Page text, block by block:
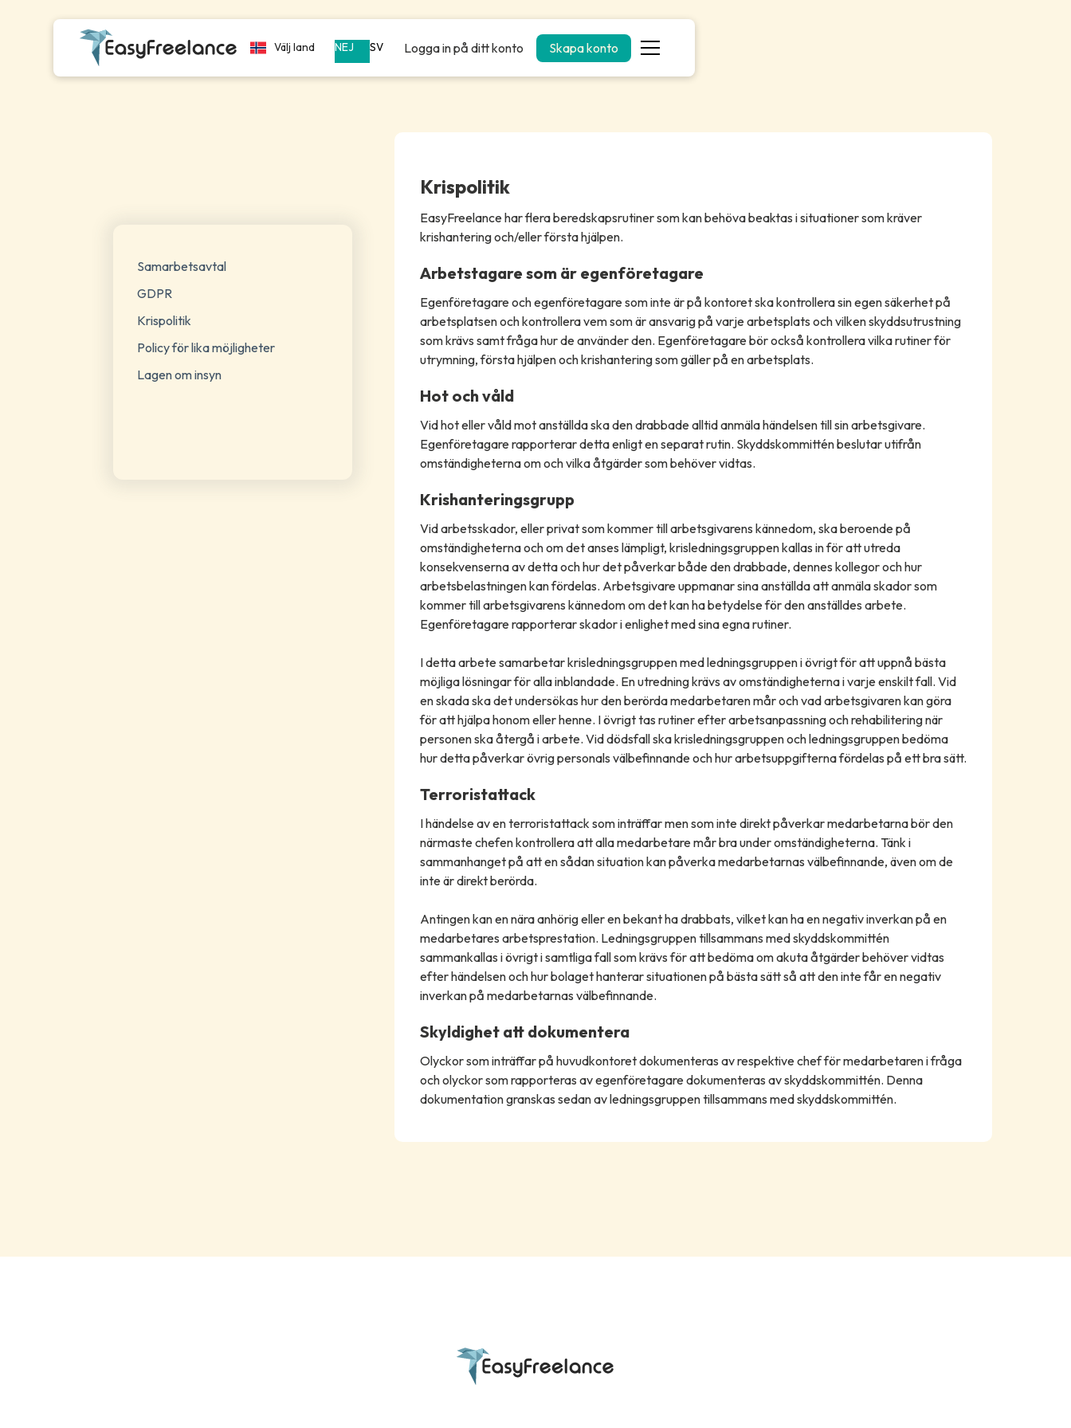
Välj land NEJ SV Logga in på ditt konto Skapa konto
Samarbetsavtal
GDPR
Krispolitik
Policy för lika möjligheter
Lagen om insyn
Krispolitik
EasyFreelance har flera beredskapsrutiner som kan behöva beaktas i situationer som kräver
krishantering och/eller första hjälpen.
Arbetstagare som är egenföretagare
Egenföretagare och egenföretagare som inte är på kontoret ska kontrollera sin egen säkerhet på
arbetsplatsen och kontrollera vem som är ansvarig på varje arbetsplats och vilken skyddsutrustning
som krävs samt fråga hur de använder den. Egenföretagare bör också kontrollera vilka rutiner för
utrymning, första hjälpen och krishantering som gäller på en arbetsplats.
Hot och våld
Vid hot eller våld mot anställda ska den drabbade alltid anmäla händelsen till sin arbetsgivare.
Egenföretagare rapporterar detta enligt en separat rutin. Skyddskommittén beslutar utifrån
omständigheterna om och vilka åtgärder som behöver vidtas.
Krishanteringsgrupp
Vid arbetsskador, eller privat som kommer till arbetsgivarens kännedom, ska beroende på
omständigheterna och om det anses lämpligt, krisledningsgruppen kallas in för att utreda
konsekvenserna av detta och hur det påverkar både den drabbade, dennes kollegor och hur
arbetsbelastningen kan fördelas. Arbetsgivare uppmanar sina anställda att anmäla skador som
kommer till arbetsgivarens kännedom om det kan ha betydelse för den anställdes arbete.
Egenföretagare rapporterar skador i enlighet med sina egna rutiner.
I detta arbete samarbetar krisledningsgruppen med ledningsgruppen i övrigt för att uppnå bästa
möjliga lösningar för alla inblandade. En utredning krävs av omständigheterna i varje enskilt fall. Vid
en skada ska det undersökas hur den berörda medarbetaren mår och vad arbetsgivaren kan göra
för att hjälpa honom eller henne. I övrigt tas rutiner efter arbetsanpassning och rehabilitering när
personen ska återgå i arbete. Vid dödsfall ska krisledningsgruppen och ledningsgruppen bedöma
hur detta påverkar övrig personals välbefinnande och hur arbetsuppgifterna fördelas på ett bra sätt.
Terroristattack
I händelse av en terroristattack som inträffar men som inte direkt påverkar medarbetarna bör den
närmaste chefen kontrollera att alla medarbetare mår bra under omständigheterna. Tänk i
sammanhanget på att en sådan situation kan påverka medarbetarnas välbefinnande, även om de
inte är direkt berörda.
Antingen kan en nära anhörig eller en bekant ha drabbats, vilket kan ha en negativ inverkan på en
medarbetares arbetsprestation. Ledningsgruppen tillsammans med skyddskommittén
sammankallas i övrigt i samtliga fall som krävs för att bedöma om akuta åtgärder behöver vidtas
efter händelsen och hur bolaget hanterar situationen på bästa sätt så att den inte får en negativ
inverkan på medarbetarnas välbefinnande.
Skyldighet att dokumentera
Olyckor som inträffar på huvudkontoret dokumenteras av respektive chef för medarbetaren i fråga
och olyckor som rapporteras av egenföretagare dokumenteras av skyddskommittén. Denna
dokumentation granskas sedan av ledningsgruppen tillsammans med skyddskommittén.